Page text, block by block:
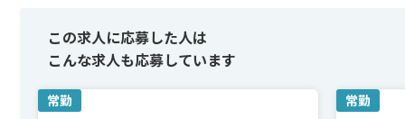
この求人に応募した人は
こんな求人も応募しています
常勤 常勤